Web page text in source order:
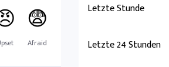
😨
Afraid
Letzte Stunde
Letzte 24 Stunden